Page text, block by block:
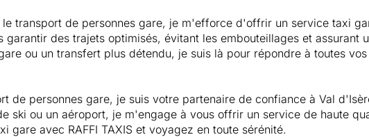
transport de personnes gare, je m'efforce d'offrir un service taxi
des trajets optimisés, évitant les embouteillages et assurant
ou un transfert plus détendu, je suis là pour répondre à toutes vos
de personnes gare, je suis votre partenaire de confiance à Val
ski ou un aéroport, je m'engage à vous offrir un service de haute
gare avec RAFFI TAXIS et voyagez en toute sérénité.